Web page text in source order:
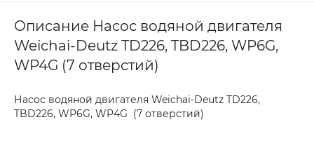
Описание Насос водяной двигателя
Weichai-Deutz TD226, TBD226, WP6G,
WP4G (7 отверстий)
Насос водяной двигателя Weichai-Deutz TD226,
TBD226, WP6G, WP4G (7 отверстий)